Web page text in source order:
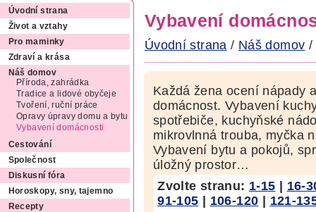
Úvodní strana
Život a vztahy
Pro maminky
Zdraví a krása
Náš domov
Příroda, zahrádka
Tradice a lidové obyčeje
Tvoření, ruční práce
Opravy úpravy domu a bytu
Vybavení domácnosti
Cestování
Společnost
Diskusní fóra
Horoskopy, sny, tajemno
Recepty
Vybavení
Úvodní strana / Náš domov /
Každá žena ocení nápady
domácnost. Vybavení
spotřebiče, kuchyňské
mikrovlnná trouba, myčka
Vybavení bytu a pokojů,
úložný prostor…
Zvolte stranu: 1-15
16-
91-105
106-120 121-